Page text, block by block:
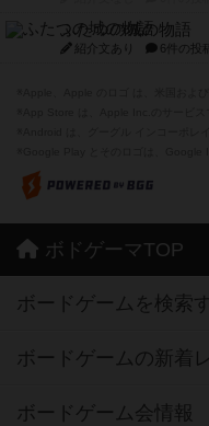
ふたつの城の物語
紹介文あり 6件の投
ボドゲーマTOP
ボードゲームを検索
ボードゲームの新着
ボードゲーム会情報